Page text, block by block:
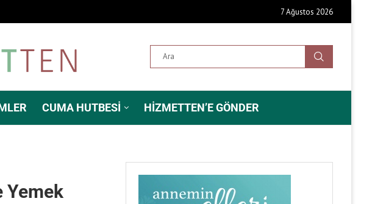
7 Ağustos 2026
CUMA HUTBESI HIZMETTEN’E GÖNDER
Yemek